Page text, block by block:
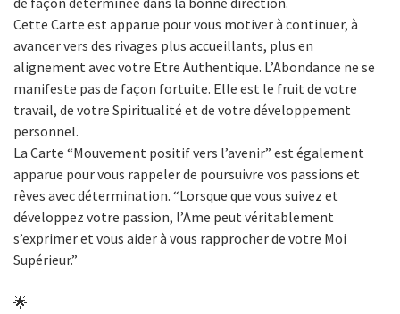
Cette Carte est apparue pour vous motiver à continuer, à
avancer vers des rivages plus accueillants, plus en
alignement avec votre Etre Authentique. L’Abondance ne se
manifeste pas de façon fortuite. Elle est le fruit de votre
travail, de votre Spiritualité et de votre développement
personnel.
La Carte “Mouvement positif vers l’avenir” est également
apparue pour vous rappeler de poursuivre vos passions et
rêves avec détermination. “Lorsque que vous suivez et
développez votre passion, l’Ame peut véritablement
s’exprimer et vous aider à vous rapprocher de votre Moi
Supérieur.”
🌟